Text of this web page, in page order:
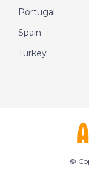
Portugal
Spain
Turkey
©